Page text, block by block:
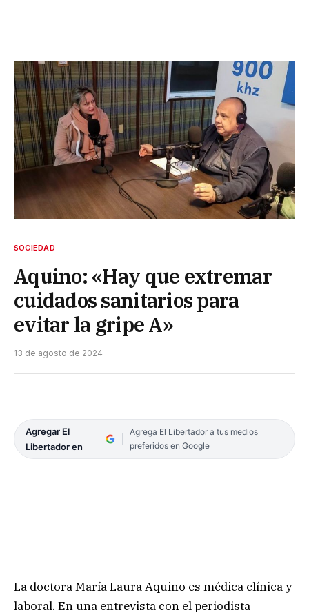
SOCIEDAD
Aquino: «Hay que extremar
cuidados sanitarios para
evitar la gripe A»
13 de agosto de 2024
Agregar El
Libertador en
Agrega El Libertador a tus medios
preferidos en Google
La doctora María Laura Aquino es médica clínica y
laboral. En una entrevista con el periodista